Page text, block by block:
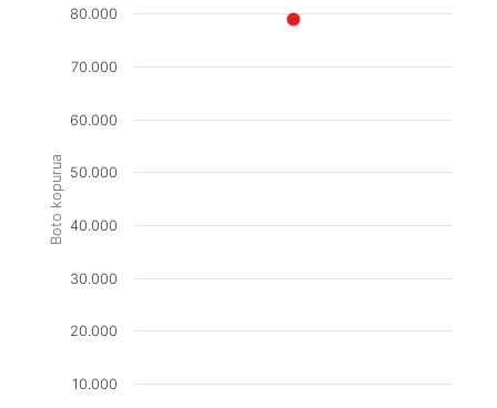
Boto kopurua
10.000
20.000
30.000
40.000
50.000
60.000
70.000
80.000